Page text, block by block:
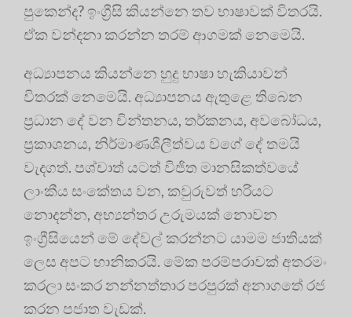
පුකෙන්ද? ඉංග්‍රීසි කියන්නෙ තව භාෂාවක් විතරයි.
ඒක වන්දනා කරන්න තරම් ආගමක් නෙමෙයි.
අධ්‍යාපනය කියන්නෙ හුදු භාෂා හැකියාවන්
විතරක් නෙමෙයි. අධ්‍යාපනය ඇතුළෙ තිබෙන
ප්‍රධාන දේ වන චින්තනය, තර්කනය, අවබෝධය,
ප්‍රකාශනය, නිර්මාණශීලීත්වය වගේ දේ තමයි
වැදගත්. පශ්චාත් යටත් විජිත මානසිකත්වයේ
ලාංකීය සංකේතය වන, කවුරුවත් හරියට
නොදන්න, අභ්‍යන්තර උරුමයක් නොවන
ඉංග්‍රීසියෙන් මේ දේවල් කරන්නට යාමම ජාතියක්
ලෙස අපට හානිකරයි. මේක පරම්පරාවක් අතරමං
කරලා සංකර නන්නත්තාර පරපුරක් අනාගතේ රජ
කරන පජාත වැඩක්.